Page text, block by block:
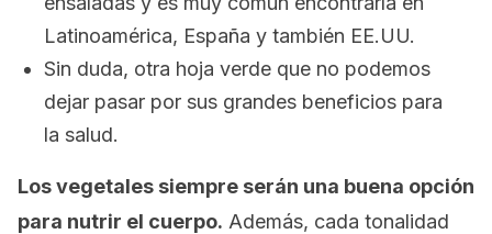
Latinoamérica, España y también EE.UU.
Sin duda, otra hoja verde que no podemos
dejar pasar por sus grandes beneficios para
la salud.
Los vegetales siempre serán una buena opción
para nutrir el cuerpo. Además, cada tonalidad